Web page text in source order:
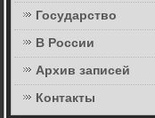
Государство
В России
Архив записей
Контакты